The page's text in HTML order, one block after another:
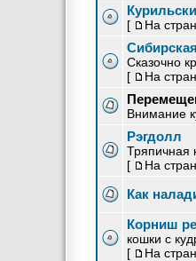
[ На
Сказочно
[
На
Внимание
Рэгдолл
Тряпичная
[
На
Как
Корниш
кошки с
[
На